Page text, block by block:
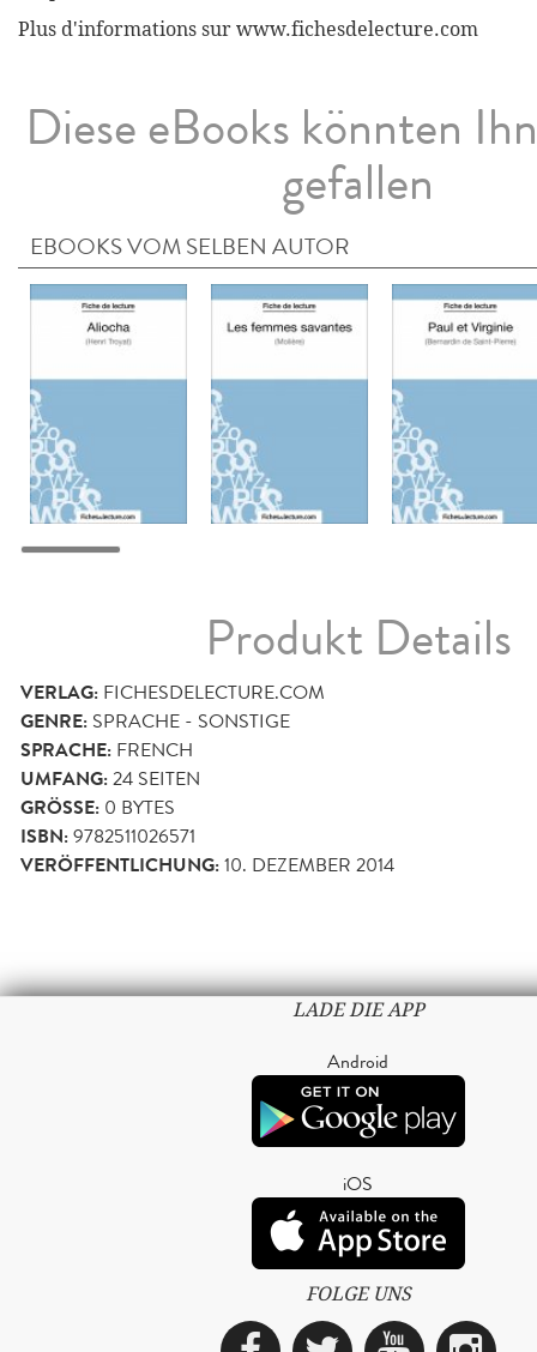
Plus d'informations sur www.fichesdelecture.com
Diese eBooks könnten
gefallen
EBOOKS VOM SELBEN AUTOR
Produkt Details
VERLAG: FICHESDELECTURE.COM
GENRE: SPRACHE - SONSTIGE
SPRACHE: FRENCH
UMFANG:24 SEITEN
GRÖSSE: 0 BYTES
ISBN:9782511026571
VERÖFFENTLICHUNG:10. DEZEMBER 2014
LADE DIE APP
Android
iOS
FOLGE UNS